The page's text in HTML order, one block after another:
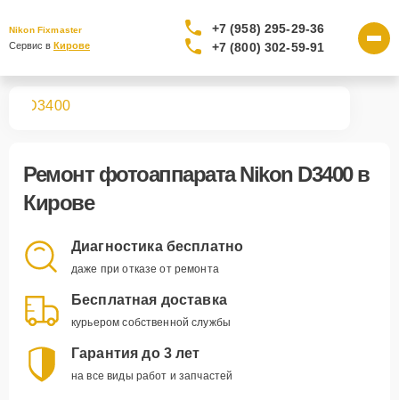
Nikon Fixmaster
Сервис в Кирове
+7 (958) 295-29-36
+7 (800) 302-59-91
D3400
Ремонт фотоаппарата Nikon D3400в
Кирове
Диагностика бесплатно
даже при отказе от ремонта
Бесплатная доставка
курьером собственной службы
Гарантия до 3 лет
на все виды работ и запчастей